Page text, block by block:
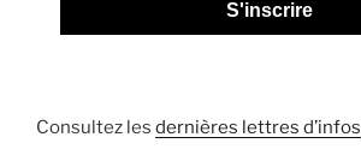
S'inscrire
Consultez les dernières lettres d’infos